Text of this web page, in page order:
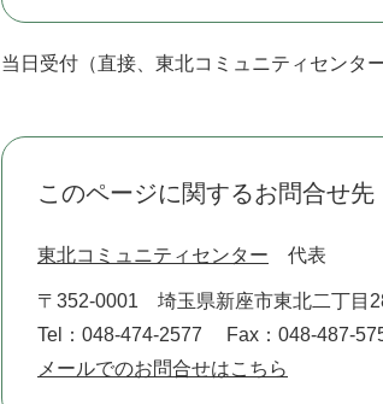
当日受付（直接、東北コミュニティセンタ
このページに関するお問合せ先
東北コミュニティセンター 代表
〒352-0001
埼玉県新座市東北二丁目
Tel：048-474-2577
Fax：048-487-
メールでのお問合せはこちら